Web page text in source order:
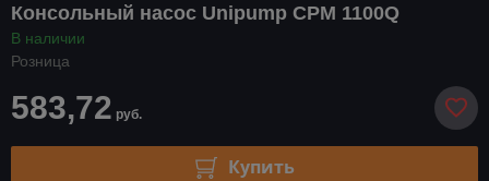
Консольный насос Unipump CPM 1100Q
В наличии
Розница
583,72 руб.
Купить